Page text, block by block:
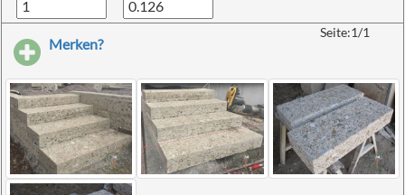
Merken?
Seite:1/1